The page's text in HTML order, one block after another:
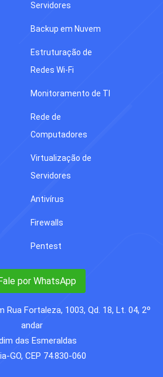
Servidores
Backup em Nuvem
Estruturação de
Redes Wi-Fi
Monitoramento de TI
Rede de
Computadores
Virtualização de
Servidores
Antivírus
Firewalls
Pentest
Fale por WhatsApp
Rua Fortaleza, 1003, Qd. 18, Lt. 04, 2º
andar
das Esmeraldas
GO, CEP 74.830-060